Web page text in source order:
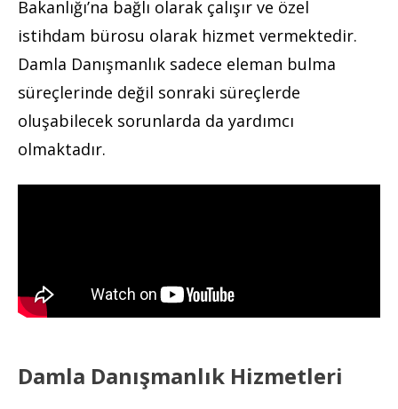
Bakanlığı’na bağlı olarak çalışır ve özel
istihdam bürosu olarak hizmet vermektedir.
Damla Danışmanlık sadece eleman bulma
süreçlerinde değil sonraki süreçlerde
oluşabilecek sorunlarda da yardımcı
olmaktadır.
Damla Danışmanlık Hizmetleri